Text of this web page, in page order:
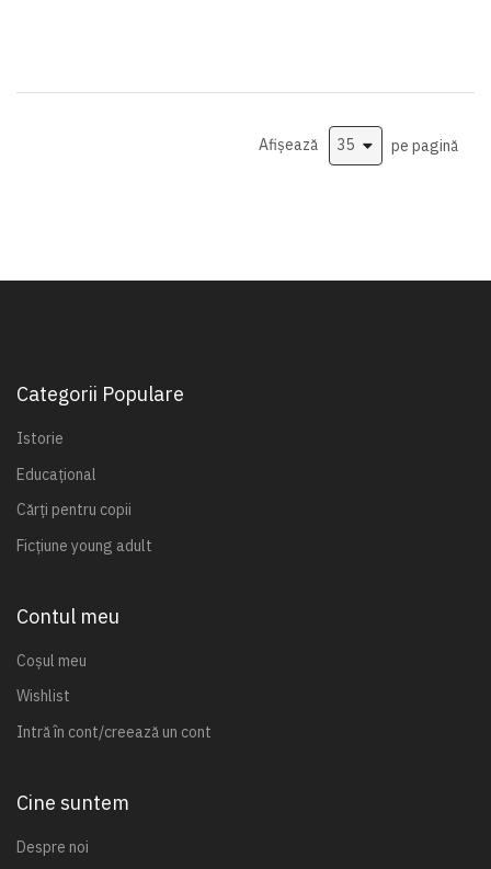
Afișează pe pagină
Categorii Populare
Istorie
Educațional
Cărți pentru copii
Ficțiune young adult
Contul meu
Coșul meu
Wishlist
Intră în cont/creează un cont
Cine suntem
Despre noi